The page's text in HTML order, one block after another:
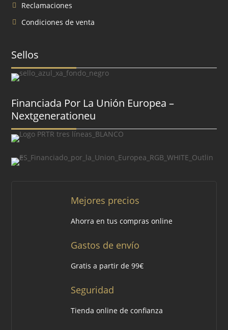
Reclamaciones
Condiciones de venta
Sellos
Financiada Por La Unión Europea –
Nextgenerationeu
Mejores precios
Ahorra en tus compras online
Gastos de envío
Gratis a partir de 99€
Seguridad
Tienda online de confianza